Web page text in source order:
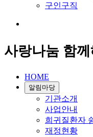
구인구직
사랑나눔 함
HOME
알림마당
기관소개
사업안내
희귀질환자
재정현황